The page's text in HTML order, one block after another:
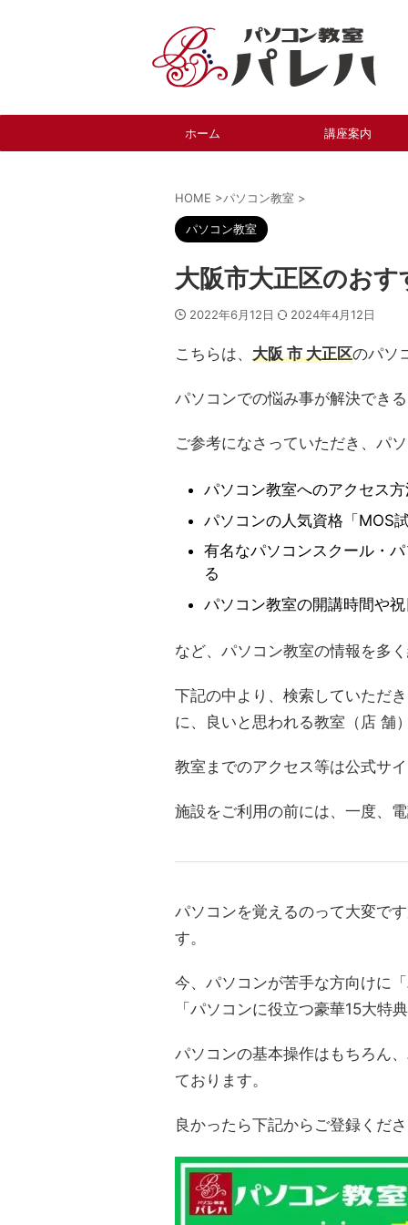
ホーム 講座案内
HOME >パソコン教室 >
パソコン教室
大阪市大正区のお
2022年6月12日 2024年4月12日
こちらは、 大阪 市 大正区のパソ
パソコンでの悩み事が解決でき
ご参考になさっていただき、パ
パソコン教室へのアクセス
パソコンの人気資格「MOS
有名なパソコンスクール・
る
パソコン教室の開講時間や
など、パソコン教室の情報を多
下記の中より、検索していただ
に、良いと思われる教室（店 舗
教室までのアクセス等は公式サ
施設をご利用の前には、一度、
パソコンを覚えるのって大変で
す。
今、パソコンが苦手な方向けに
「パソコンに役立つ豪華15大特
パソコンの基本操作はもちろん
ております。
良かったら下記からご登録くだ